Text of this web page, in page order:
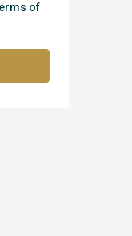
of